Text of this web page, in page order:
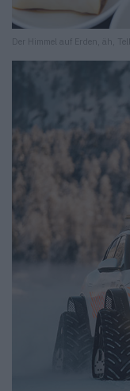
Der Himmel auf Erden, äh,